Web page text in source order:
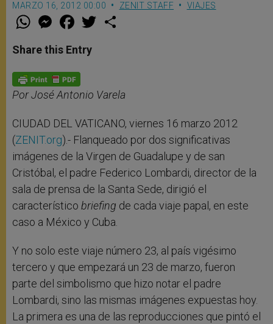
MARZO 16, 2012 00:00 ZENIT STAFF VIAJES
W
t
s
p
p
M
e
s
e
g
e
r
F
a
e
b
o
k
w
Share this Entry
Por José Antonio Varela
CIUDAD DEL VATICANO, viernes 16 marzo 2012
(ZENIT.org).- Flanqueado por dos significativas
imágenes de la Virgen de Guadalupe y de san
Cristóbal, el padre Federico Lombardi, director de la
sala de prensa de la Santa Sede, dirigió el
característico briefing de cada viaje papal, en este
caso a México y Cuba.
Y no solo este viaje número 23, al país vigésimo
tercero y que empezará un 23 de marzo, fueron
parte del simbolismo que hizo notar el padre
Lombardi, sino las mismas imágenes expuestas hoy.
La primera es una de las reproducciones que pintó el